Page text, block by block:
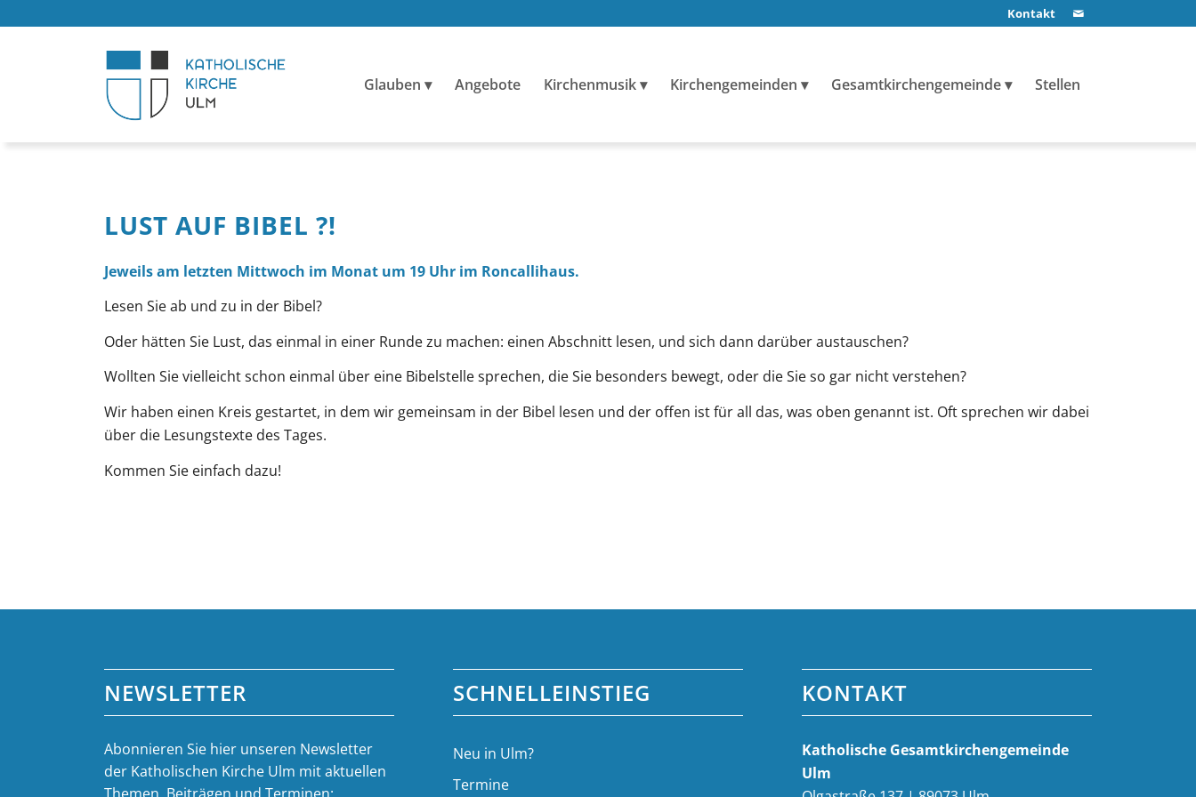
Kontakt
Glauben Angebote Kirchenmusik Kirchengemeinden Gesamtkirchengemeinde Stellen
LUST AUF BIBEL ?!
Jeweils am letzten Mittwoch im Monat um 19 Uhr im Roncallihaus.
Lesen Sie ab und zu in der Bibel?
Oder hätten Sie Lust, das einmal in einer Runde zu machen: einen Abschnitt lesen, und sich dann darüber austauschen?
Wollten Sie vielleicht schon einmal über eine Bibelstelle sprechen, die Sie besonders bewegt, oder die Sie so gar nicht verstehen?
Wir haben einen Kreis gestartet, in dem wir gemeinsam in der Bibel lesen und der offen ist für all das, was oben genannt ist. Oft sprechen wir dabei
über die Lesungstexte des Tages.
Kommen Sie einfach dazu!
NEWSLETTER
Abonnieren Sie hier unseren Newsletter
der Katholischen Kirche Ulm mit aktuellen
SCHNELLEINSTIEG
Neu in Ulm?
Termine
KONTAKT
Katholische Gesamt­kirchen­gemeinde
Ulm